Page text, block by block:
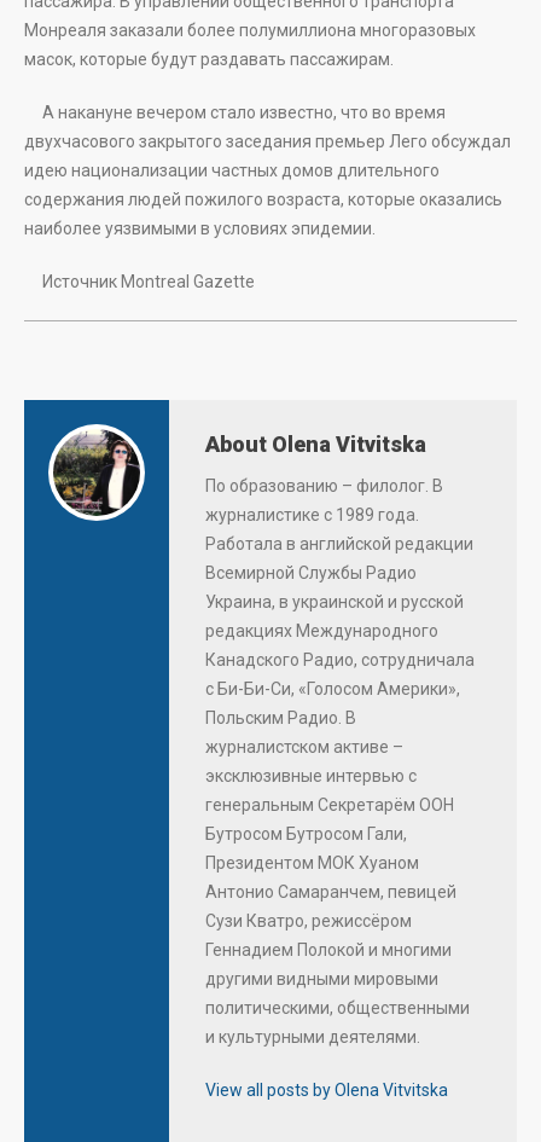
Монреаля заказали более полумиллиона многоразовых
масок, которые будут раздавать пассажирам.
А накануне вечером стало известно, что во время
двухчасового закрытого заседания премьер Лего обсуждал
идею национализации частных домов длительного
содержания людей пожилого возраста, которые оказались
наиболее уязвимыми в условиях эпидемии.
Источник Montreal Gazette
About Olena Vitvitska
По образованию – филолог. В
журналистике с 1989 года.
Работала в английской редакции
Всемирной Службы Радио
Украина, в украинской и русской
редакциях Международного
Канадского Радио, сотрудничала
с Би-Би-Си, «Голосом Америки»,
Польским Радио. В
журналистском активе –
эксклюзивные интервью с
генеральным Секретарём ООН
Бутросом Бутросом Гали,
Президентом МОК Хуаном
Антонио Самаранчем, певицей
Сузи Кватро, режиссёром
Геннадием Полокой и многими
другими видными мировыми
политическими, общественными
и культурными деятелями.
View all posts by Olena Vitvitska